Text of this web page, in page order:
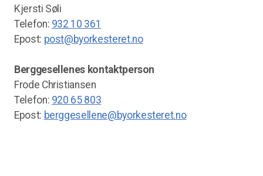
Kjersti Søli
Telefon: 932 10 361
Epost: post@byorkesteret.no
Berggesellenes kontaktperson
Frode Christiansen
Telefon: 920 65 803
Epost: berggesellene@byorkesteret.no